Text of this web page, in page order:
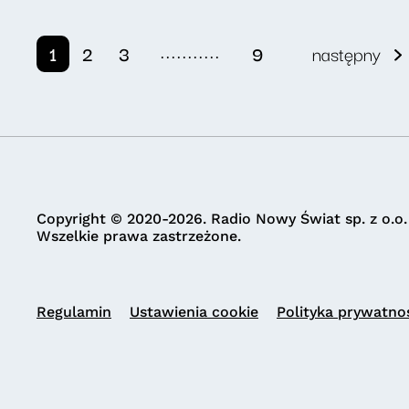
1 2 3 ........... 9 następny
Copyright © 2020-2026. Radio Nowy Świat sp. z o.o.
Wszelkie prawa zastrzeżone.
Regulamin Ustawienia cookie Polityka